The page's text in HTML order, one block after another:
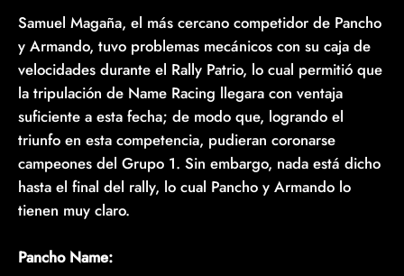
Samuel Magaña, el más cercano competidor de Pancho
y Armando, tuvo problemas mecánicos con su caja de
velocidades durante el Rally Patrio, lo cual permitió que
la tripulación de Name Racing llegara con ventaja
suficiente a esta fecha; de modo que, logrando el
triunfo en esta competencia, pudieran coronarse
campeones del Grupo 1. Sin embargo, nada está dicho
hasta el final del rally, lo cual Pancho y Armando lo
tienen muy claro.
Pancho Name: